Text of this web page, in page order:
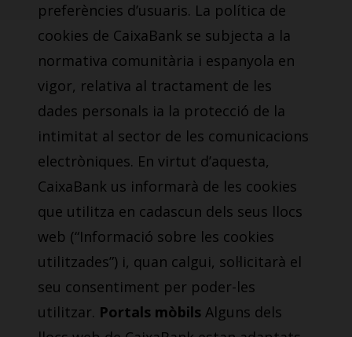
preferències d’usuaris. La política de
cookies de CaixaBank se subjecta a la
normativa comunitària i espanyola en
vigor, relativa al tractament de les
dades personals ia la protecció de la
intimitat al sector de les comunicacions
electròniques. En virtut d’aquesta,
CaixaBank us informarà de les cookies
que utilitza en cadascun dels seus llocs
web (“Informació sobre les cookies
utilitzades”) i, quan calgui, sol·licitarà el
seu consentiment per poder-les
utilitzar. Portals mòbils Alguns dels